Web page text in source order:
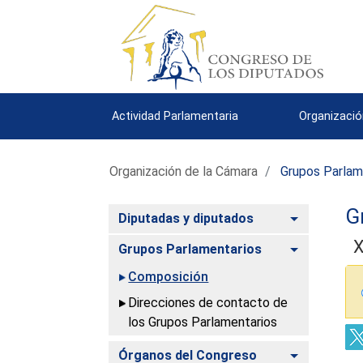
Actividad Parlamentaria
Organización de la Cámara Grupos
Diputadas y diputados Alternar
Grupos Parlamentarios
Alternar
Composición
Direcciones de contacto de
los Grupos Parlamentarios
Órganos del Congreso Alternar